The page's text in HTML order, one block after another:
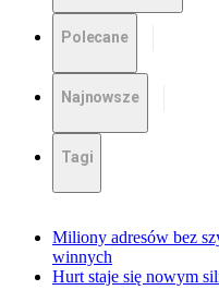
Polecane
Najnowsze
Tagi
Miliony adresów bez
winnych
Hurt staje się nowym